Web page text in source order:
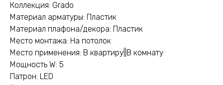
Коллекция: Grado
Материал арматуры: Пластик
Материал плафона/декора: Пластик
Место монтажа: На потолок
Место применения: В квартиру||В комнату
Мощность W: 5
Патрон: LED